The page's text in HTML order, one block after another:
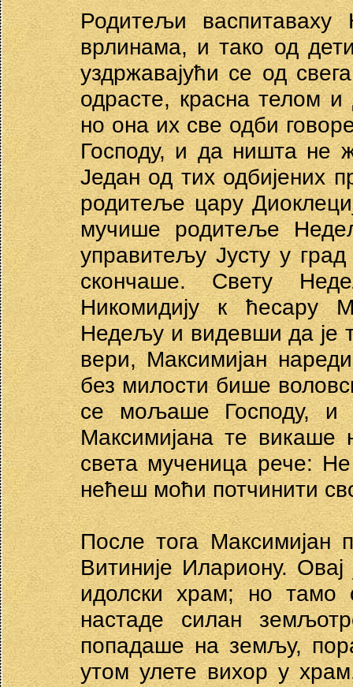
Родитељи
врлинама, и тако од
уздржавајући се од
одрасте, красна телом
но она их све одби
Господу, и да ништа не
Један од тих одбијених
родитеље цару
мучише родитеље
управитељу Јусту у
скончаше. Свету
Никомидију к ћесару
Недељу и видевши да је
вери, Максимијан
без милости бише
се мољаше Господу, и
Максимијана те викаше
света мученица рече:
нећеш моћи потчинити
После тога Максимијан
Витиније Илариону.
идолски храм; но
настаде силан
попадаше на земљу,
утом улете вихор у